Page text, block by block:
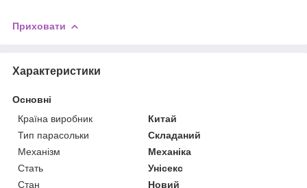
Приховати
Характеристики
Основні
Країна виробник
Китай
Тип парасольки
Складаний
Механізм
Механіка
Стать
Унісекс
Стан
Новий